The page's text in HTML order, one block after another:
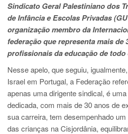
Sindicato Geral Palestiniano dos
de Infância e Escolas Privadas
organização membro da
federação que representa mais de
profissionais da educação de todo
Nesse apelo, que seguiu,
Israel em Portugal, a Federação
apenas uma dirigente sindical, é
dedicada, com mais de 30 anos de
sua carreira, tem desempenhado
das crianças na Cisjordânia,